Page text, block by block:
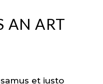
AN ART
et iusto